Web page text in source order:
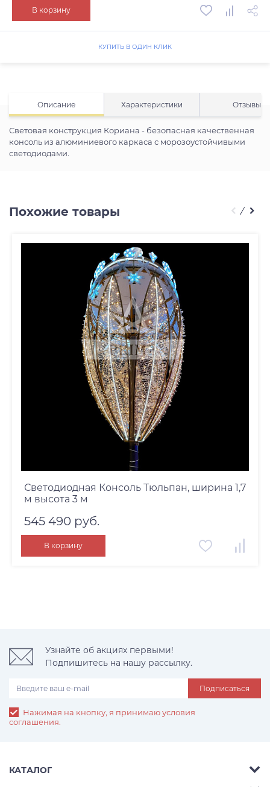
Описание Характеристики Отзывы
Световая конструкция Кориана - безопасная качественная
консоль из алюминиевого каркаса с морозоустойчивыми
светодиодами.
В корзину
КУПИТЬ В ОДИН КЛИК
Похожие товары
Светодиодная Консоль Тюльпан, ширина 1,7
м высота 3 м
545 490 руб.
В корзину
Узнайте об акциях первыми!
Подпишитесь на нашу рассылку.
Подписаться
Нажимая на кнопку, я принимаю условия
соглашения.
КАТАЛОГ